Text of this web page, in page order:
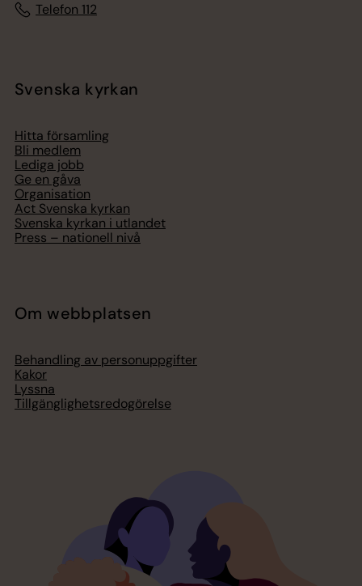
Telefon 112
Svenska kyrkan
Hitta församling
Bli medlem
Lediga jobb
Ge en gåva
Organisation
Act Svenska kyrkan
Svenska kyrkan i utlandet
Press – nationell nivå
Om webbplatsen
Behandling av personuppgifter
Kakor
Lyssna
Tillgänglighetsredogörelse